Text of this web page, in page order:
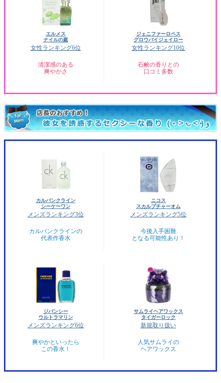
エルメス
ナイルの庭
女性ランキング6位
清潔感のある
爽やかさ
ジェニファーロペス
グロウバイジェイロー
女性ランキング10位
石鹸の香りとの
口コミ多数
カルバンクライン
シーケーワン
メンズランキング3位
カルバンクラインの
代表作香水
ニコス
スカルプチャーオム
メンズランキング5位
今後入手困難
となる可能性あり！
ジバンシー
ウルトラマリン
メンズランキング6位
爽やかといったら
この香水！
サムライヘアワックス
タイガーロック
新規取り扱い
人気サムライの
ヘアワックス